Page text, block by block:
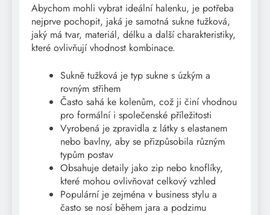
Abychom mohli vybrat ideální halenku, je potřeba
nejprve pochopit, jaká je samotná sukne tužková,
jaký má tvar, materiál, délku a další charakteristiky,
které ovlivňují vhodnost kombinace.
Sukně tužková je typ sukne s úzkým a
rovným střihem
Často sahá ke kolenům, což ji činí vhodnou
pro formální i společenské příležitosti
Vyrobená je zpravidla z látky s elastanem
nebo bavlny, aby se přizpůsobila různým
typům postav
Obsahuje detaily jako zip nebo knoflíky,
které mohou ovlivňovat celkový vzhled
Populární je zejména v business stylu a
často se nosí během jara a podzimu